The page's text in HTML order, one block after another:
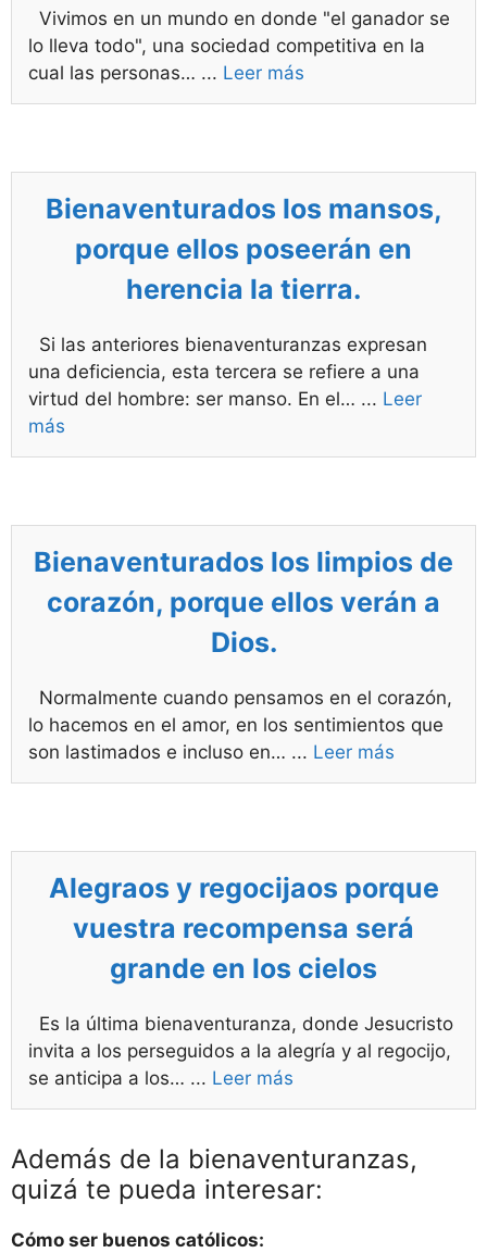
Vivimos en un mundo en donde "el ganador se
lo lleva todo", una sociedad competitiva en la
cual las personas… ... Leer más
Bienaventurados los mansos,
porque ellos poseerán en
herencia la tierra.
Si las anteriores bienaventuranzas expresan
una deficiencia, esta tercera se refiere a una
virtud del hombre: ser manso. En el… ... Leer
más
Bienaventurados los limpios de
corazón, porque ellos verán a
Dios.
Normalmente cuando pensamos en el corazón,
lo hacemos en el amor, en los sentimientos que
son lastimados e incluso en… ... Leer más
Alegraos y regocijaos porque
vuestra recompensa será
grande en los cielos
Es la última bienaventuranza, donde Jesucristo
invita a los perseguidos a la alegría y al regocijo,
se anticipa a los… ... Leer más
Además de la bienaventuranzas,
quizá te pueda interesar:
Cómo ser buenos católicos: